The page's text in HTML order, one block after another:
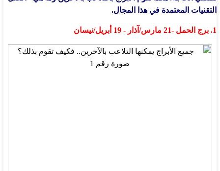
التقنيات المعتمدة في هذا المجال.
1. برج الحمل -21 مارس/آذار - 19 أبريل/نيسان